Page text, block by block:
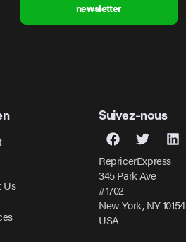
newsletter
Us
Suivez-nous
RepricerExpress
345 Park Ave
#1702
New York, NY 10154
USA